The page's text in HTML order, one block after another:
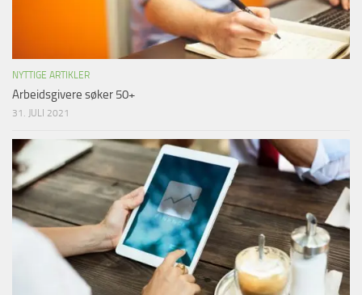
NYTTIGE ARTIKLER
Arbeidsgivere søker 50+
31. JULI 2021